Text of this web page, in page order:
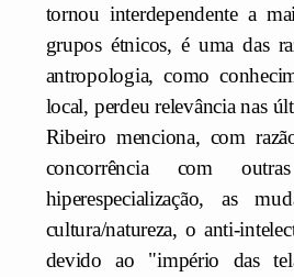
tornou interdependente a
grupos étnicos, é uma das
antropologia, como
local, perdeu relevância nas
Ribeiro menciona, com
concorrência com
hiperespecialização, as
cultura/natureza, o anti-
devido ao "império das